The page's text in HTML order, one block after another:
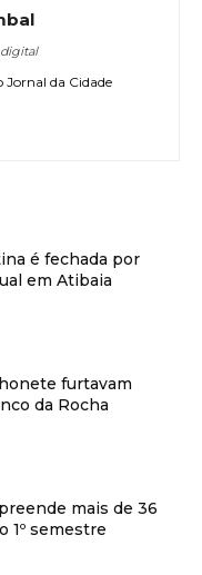
da Cidade
é fechada por
em Atibaia
furtavam
da Rocha
mais de 36
1º semestre